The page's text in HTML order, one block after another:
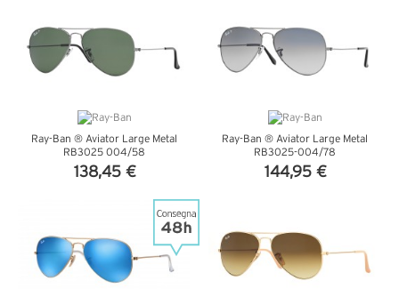
Ray-Ban ® Aviator Large Metal
RB3025 004/58
138,45 €
Ray-Ban ® Aviator Large Metal
RB3025-004/78
144,95 €